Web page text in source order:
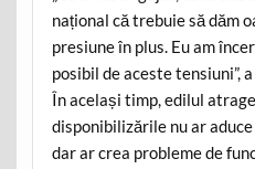
național că trebuie să dăm
presiune în plus. Eu am
posibil de aceste tensiuni”,
În același timp, edilul
disponibilizările nu ar
dar ar crea probleme de